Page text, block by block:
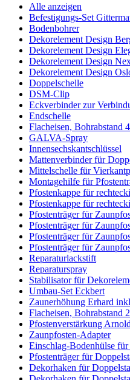
Alle anzeigen
Befestigungs-Set
Bodenbohrer
Dekorelement Design
Dekorelement Design
Dekorelement Design
Dekorelement Design
Doppelschelle
DSM-Clip
Eckverbinder zur
Endschelle
Flacheisen, Bohrabstand
GALVA-Spray
Innensechskantschlüssel
Mattenverbinder für
Mittelschelle für
Montagehilfe für
Pfostenkappe für
Pfostenkappe für
Pfostenträger für
Pfostenträger für
Pfostenträger für
Pfostenträger für
Reparaturlackstift
Reparaturspray
Stabilisator für
Umbau-Set Eckbert
Zaunerhöhung Erhard
Flacheisen, Bohrabstand
Pfostenverstärkung
Zaunpfosten-Adapter
Einschlag-Bodenhülse
Pfostenträger für
Dekorhaken für